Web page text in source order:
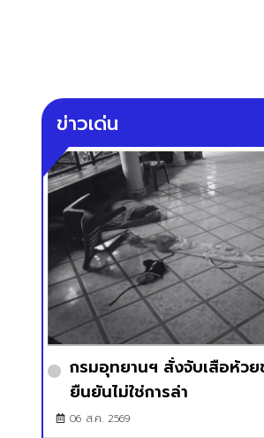
ข่าวเด่น
กรมอุทยานฯ สั่งจับเสือห้วย
ยืนยันไม่ใช่การล่า
06 ส.ค. 2569